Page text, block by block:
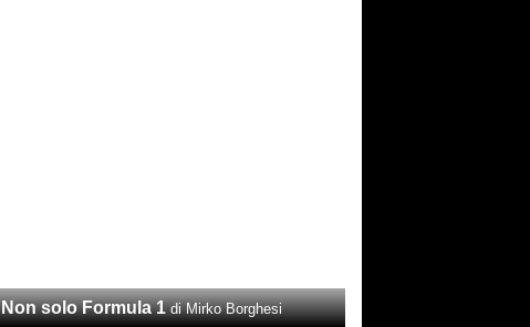
Non solo Formula 1 di Mirko Borghesi